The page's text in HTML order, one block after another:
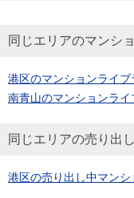
同じエリアのマンシ
港区のマンションライブ
南青山のマンションライ
同じエリアの売り出
港区の売り出し中マンシ